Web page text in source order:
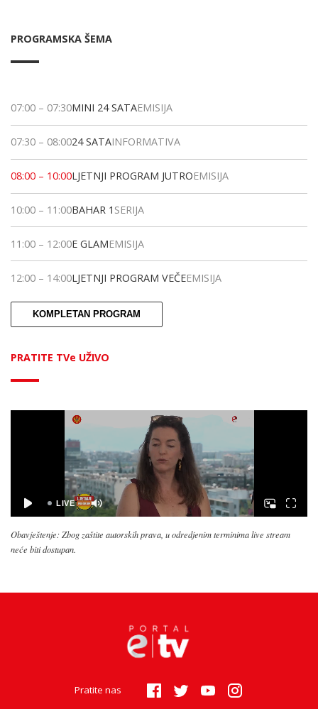
PROGRAMSKA ŠEMA
07:00 – 07:30MINI 24 SATAEMISIJA
07:30 – 08:0024 SATAINFORMATIVA
08:00 – 10:00LJETNJI PROGRAM JUTROEMISIJA
10:00 – 11:00BAHAR 1 SERIJA
11:00 – 12:00E GLAMEMISIJA
12:00 – 14:00LJETNJI PROGRAM VEČEEMISIJA
KOMPLETAN PROGRAM
PRATITE TVe UŽIVO
Obavještenje: Zbog zaštite autorskih prava, u odredjenim terminima live stream
neće biti dostupan.
Pratite nas